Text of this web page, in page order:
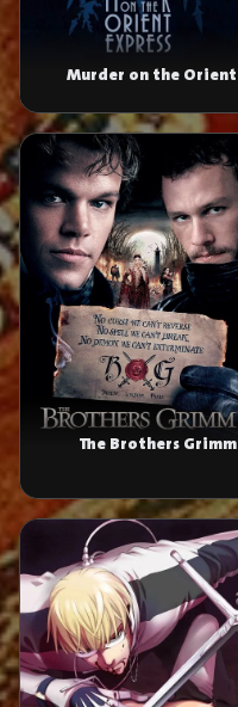
Murder on the Orient
The Brothers Grimm